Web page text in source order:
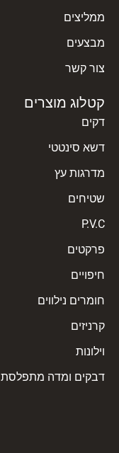
ממליצים
מבצעים
צור קשר
קטלוג מוצרים
דקים
דשא סינטטי
מדרגות עץ
שטיחים
P.V.C
פרקטים
חיפויים
חומרים נילווים
קרניזים
וילונות
דבקים ומדה מתפלסת